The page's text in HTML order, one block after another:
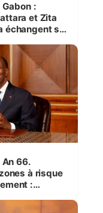
Gabon :
et Zita
échangent sur
enfants
An 66.
à risque
:
de droit pour